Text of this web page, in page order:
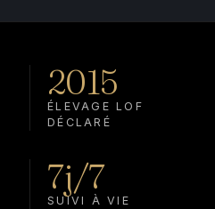
2015
ÉLEVAGE LOF
DÉCLARÉ
7j/7
SUIVI À VIE